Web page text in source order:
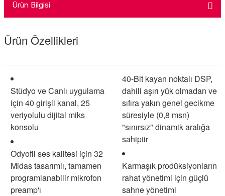
Ürün Bilgisi
Ürün Özellikleri
Stüdyo ve Canlı uygulama
için 40 girişli kanal, 25
veriyolulu dijital miks
konsolu
Odyofil ses kalitesi için 32
Midas tasarımlı, tamamen
programlanabilir mikrofon
preamp'ı
40-Bit kayan noktalı DSP,
dahili aşırı yük olmadan ve
sıfıra yakın genel gecikme
süresiyle (0,8 msn)
"sınırsız" dinamik aralığa
sahiptir
Karmaşık prodüksiyonların
rahat yönetimi için güçlü
sahne yönetimi